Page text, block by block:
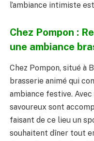
l’ambiance intimiste
Chez Pompon :
une ambiance
Chez Pompon, situé à
brasserie animé qui
ambiance festive.
savoureux sont
faisant de ce lieu un
souhaitent dîner tout